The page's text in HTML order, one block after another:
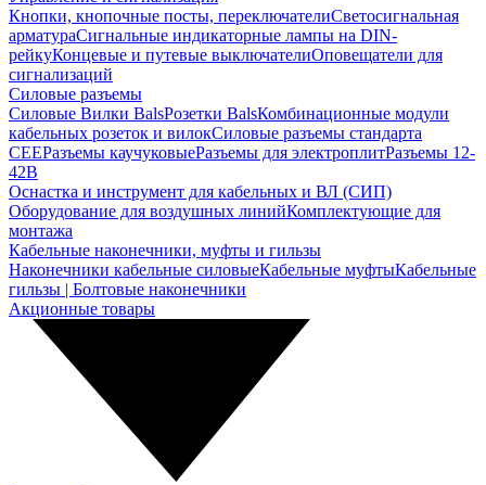
Кнопки, кнопочные посты, переключателиСветосигнальная
арматураСигнальные индикаторные лампы на DIN-
рейкуКонцевые и путевые выключателиОповещатели для
сигнализаций
Силовые разъемы
Силовые Вилки BalsРозетки BalsКомбинационные модули
кабельных розеток и вилокСиловые разъемы стандарта
CEEРазъемы каучуковыеРазъемы для электроплитРазъемы 12-
42В
Оснастка и инструмент для кабельных и ВЛ (СИП)
Оборудование для воздушных линийКомплектующие для
монтажа
Кабельные наконечники, муфты и гильзы
Наконечники кабельные силовыеКабельные муфтыКабельные
гильзы | Болтовые наконечники
Акционные товары